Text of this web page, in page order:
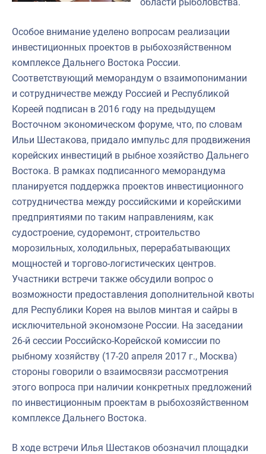
Особое внимание уделено вопросам реализации
инвестиционных проектов в рыбохозяйственном
комплексе Дальнего Востока России.
Соответствующий меморандум о взаимопонимании
и сотрудничестве между Россией и Республикой
Кореей подписан в 2016 году на предыдущем
Восточном экономическом форуме, что, по словам
Ильи Шестакова, придало импульс для продвижения
корейских инвестиций в рыбное хозяйство Дальнего
Востока. В рамках подписанного меморандума
планируется поддержка проектов инвестиционного
сотрудничества между российскими и корейскими
предприятиями по таким направлениям, как
судостроение, судоремонт, строительство
морозильных, холодильных, перерабатывающих
мощностей и торгово-логистических центров.
Участники встречи также обсудили вопрос о
возможности предоставления дополнительной квоты
для Республики Корея на вылов минтая и сайры в
исключительной экономзоне России. На заседании
26-й сессии Российско-Корейской комиссии по
рыбному хозяйству (17-20 апреля 2017 г., Москва)
стороны говорили о взаимосвязи рассмотрения
этого вопроса при наличии конкретных предложений
по инвестиционным проектам в рыбохозяйственном
комплексе Дальнего Востока.
В ходе встречи Илья Шестаков обозначил площадки